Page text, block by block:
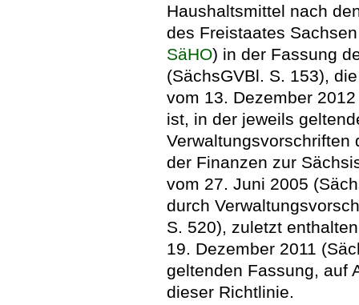
Haushaltsmittel nach
des Freistaates
SäHO) in der Fassung
(SächsGVBl. S. 153),
vom 13. Dezember
ist, in der jeweils
der Finanzen zur
vom 27. Juni 2005
durch
S. 520), zuletzt
19. Dezember 2011
geltenden Fassung, auf
dieser Richtlinie.